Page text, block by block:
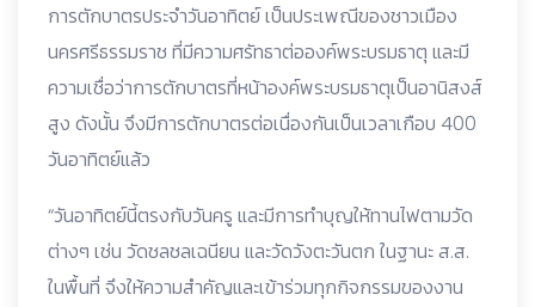
การตักบาตรประจำวันอาทิตย์ เป็นประเพณีของชาวเมือง
นครศรีธรรมราช ที่มีความศรัทธาต่อองค์พระบรมธาตุ และมี
ความเชื่อว่าการตักบาตรที่หน้าองค์พระบรมธาตุเป็นอานิสงส์
สูง ดังนั้น จึงมีการตักบาตรต่อเนื่องกันเป็นเวลาเกือบ 400
วันอาทิตย์แล้ว
“วันอาทิตย์นี้ตรงกับวันครู และมีการทำบุญให้ทานไฟตามวัด
ต่างๆ เช่น วัดชลชลเฉนียน และวัดวังตะวันตก ในฐานะ ส.ส.
ในพื้นที่ จึงให้ความสำคัญและเข้าร่วมทุกกิจกรรมของงาน